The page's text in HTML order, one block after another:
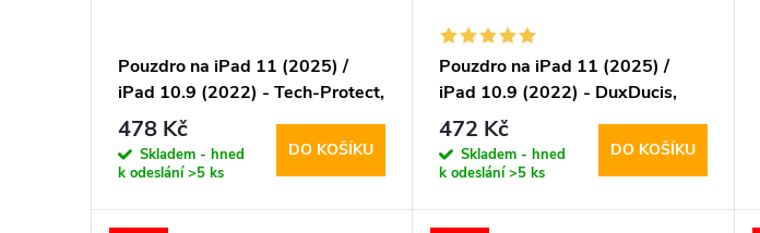
Pouzdro na iPad 11 (2025) /
iPad 10.9 (2022) - Tech-Protect,
SmartCase Hybrid Silver
478 Kč
Skladem - hned
k odeslání>5 ks
DO KOŠÍKU
Pouzdro na iPad 11 (2025) /
iPad 10.9 (2022) - DuxDucis,
Toby Blue
472 Kč
Skladem - hned
k odeslání>5 ks
DO KOŠÍKU